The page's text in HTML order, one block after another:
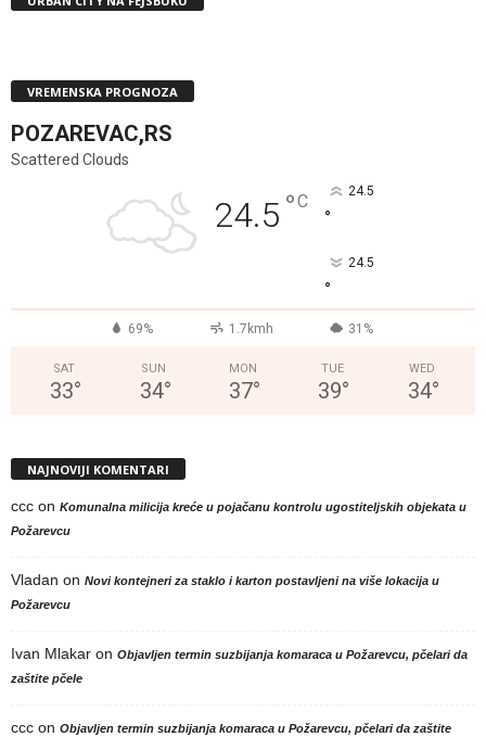
VREMENSKA PROGNOZA
POZAREVAC,RS
Scattered Clouds
24.5 °C 24.5
°
24.5
°
69% 1.7kmh 31%
SAT
33°
SUN
34°
MON
37°
TUE
39°
WED
34°
NAJNOVIJI KOMENTARI
ccc on Komunalna milicija kreće u pojačanu kontrolu ugostiteljskih objekata u
Požarevcu
Vladan on Novi kontejneri za staklo i karton postavljeni na više lokacija u
Požarevcu
Ivan Mlakar on Objavljen termin suzbijanja komaraca u Požarevcu, pčelari da
zaštite pčele
ccc on Objavljen termin suzbijanja komaraca u Požarevcu, pčelari da zaštite